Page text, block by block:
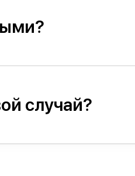
случай?